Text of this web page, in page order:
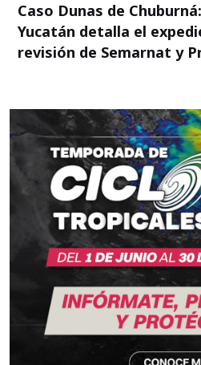
Caso Dunas de
Yucatán detalla el
revisión de Semarnat y